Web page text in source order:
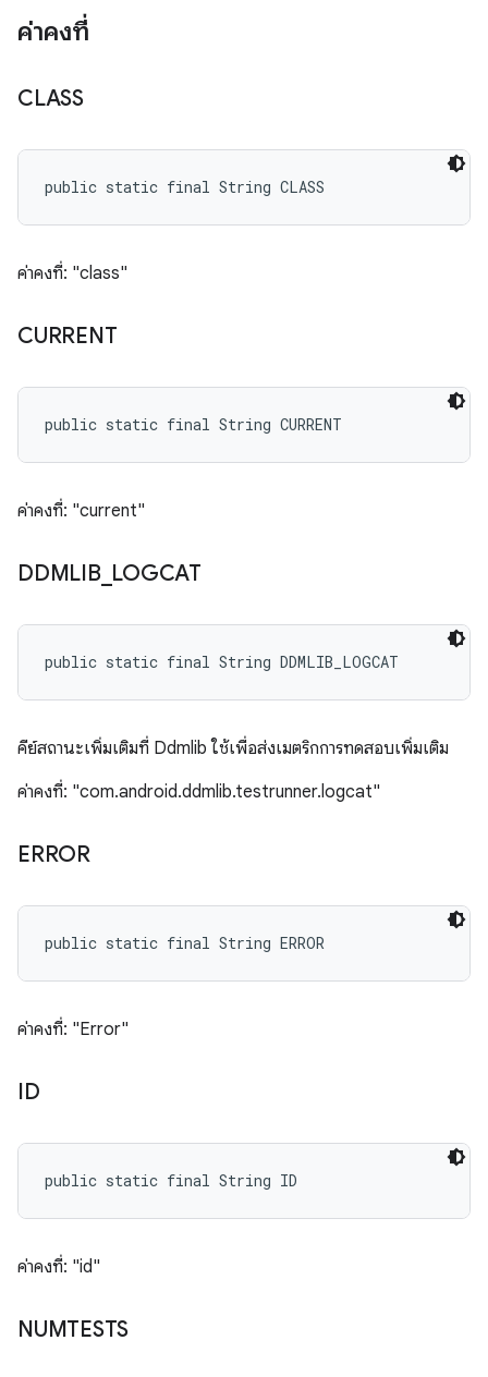
ค่าคงที่
CLASS
public static final String CLASS
ค่าคงที่: "class"
CURRENT
public static final String CURRENT
ค่าคงที่: "current"
DDMLIB_ LOGCAT
public static final String DDMLIB_LOGCAT
คีย์สถานะเพิ่มเติมที่ Ddmlib ใช้เพื่อส่งเมตริกการทดสอบเพิ่มเติม
ค่าคงที่: "com.android.ddmlib.testrunner.logcat"
ERROR
public static final String ERROR
ค่าคงที่: "Error"
ID
public static final String ID
ค่าคงที่: "id"
NUMTESTS